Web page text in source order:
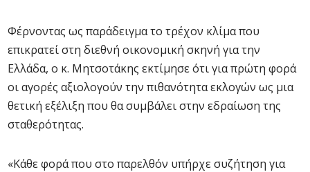
Φέρνοντας ως παράδειγμα το τρέχον κλίμα που
επικρατεί στη διεθνή οικονομική σκηνή για την
Ελλάδα, ο κ. Μητσοτάκης εκτίμησε ότι για πρώτη φορά
οι αγορές αξιολογούν την πιθανότητα εκλογών ως μια
θετική εξέλιξη που θα συμβάλει στην εδραίωση της
σταθερότητας.
«Κάθε φορά που στο παρελθόν υπήρχε συζήτηση για